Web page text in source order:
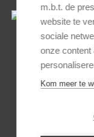
m.b.t. de
website te
sociale
onze content
Kom meer te